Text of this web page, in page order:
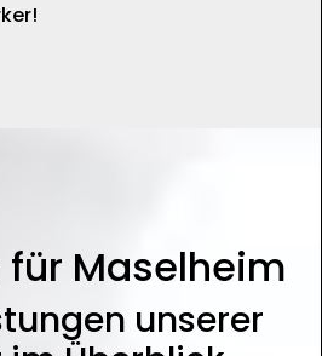
Maselheim
unserer